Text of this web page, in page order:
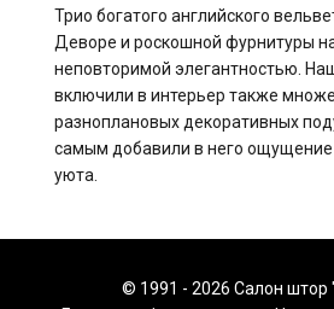
Трио богатого английского
Деворе и роскошной фурнитуры
неповторимой элегантностью.
включили в интерьер также
разноплановых декоративных
самым добавили в него ощущение
уюта.
© 1991 - 2026 Салон штор